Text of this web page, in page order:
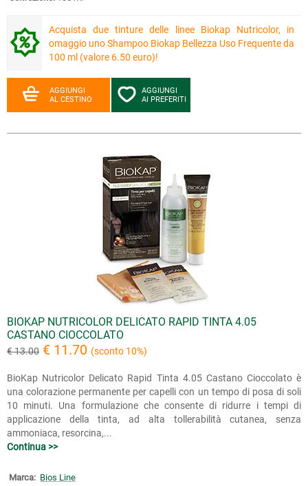
Acquista due tinture delle linee Biokap Nutricolor, in
omaggio uno Shampoo Biokap Bellezza Uso Frequente da
100 ml (valore 6.50 euro)!
AGGIUNGI
AL CESTINO
AGGIUNGI
AI PREFERITI
BIOKAP NUTRICOLOR DELICATO RAPID TINTA 4.05
CASTANO CIOCCOLATO
€ 13.00 € 11.70 (sconto 10%)
BioKap Nutricolor Delicato Rapid Tinta 4.05 Castano Cioccolato è
una colorazione permanente per capelli con un tempo di posa di soli
10 minuti. Una formulazione che consente di ridurre i tempi di
applicazione della tinta, ad alta tollerabilità cutanea, senza
ammoniaca, resorcina,...
Continua >>
Marca: Bios Line